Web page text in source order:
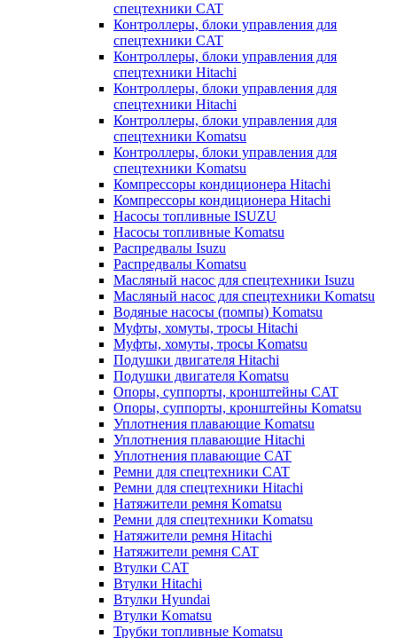
спецтехники CAT
Контроллеры, блоки управления для
спецтехники CAT
Контроллеры, блоки управления для
спецтехники Hitachi
Контроллеры, блоки управления для
спецтехники Hitachi
Контроллеры, блоки управления для
спецтехники Komatsu
Контроллеры, блоки управления для
спецтехники Komatsu
Компрессоры кондиционера Hitachi
Компрессоры кондиционера Hitachi
Насосы топливные ISUZU
Насосы топливные Komatsu
Распредвалы Isuzu
Распредвалы Komatsu
Масляный насос для спецтехники Isuzu
Масляный насос для спецтехники Komatsu
Водяные насосы (помпы) Komatsu
Муфты, хомуты, тросы Hitachi
Муфты, хомуты, тросы Komatsu
Подушки двигателя Hitachi
Подушки двигателя Komatsu
Опоры, суппорты, кронштейны CAT
Опоры, суппорты, кронштейны Komatsu
Уплотнения плавающие Komatsu
Уплотнения плавающие Hitachi
Уплотнения плавающие CAT
Ремни для спецтехники CAT
Ремни для спецтехники Hitachi
Натяжители ремня Komatsu
Ремни для спецтехники Komatsu
Натяжители ремня Hitachi
Натяжители ремня CAT
Втулки CAT
Втулки Hitachi
Втулки Hyundai
Втулки Komatsu
Трубки топливные Komatsu